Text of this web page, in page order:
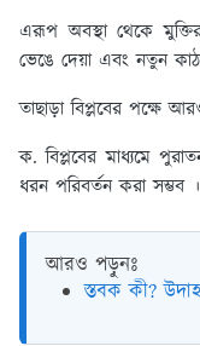
এরূপ অবস্থা থেকে
ভেঙে দেয়া এবং নতুন
তাছাড়া বিপ্লবের পক্ষে
ক. বিপ্লবের মাধ্যমে
ধরন পরিবর্তন করা সম্ভব ।
আরও পড়ুনঃ
স্তবক কী?